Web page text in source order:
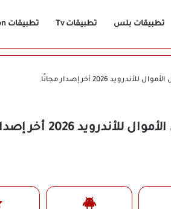
تطبيقات بلس تطبيقات Tv تطبيقات Vpn